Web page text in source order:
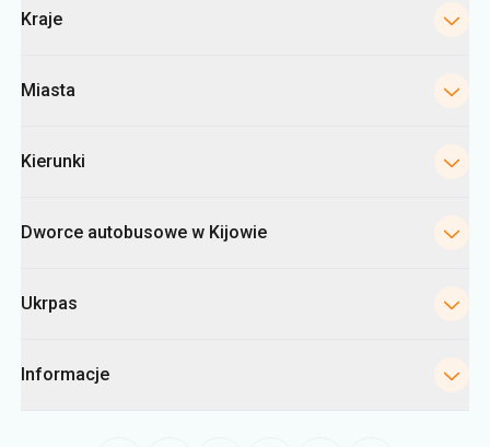
Kraje
Miasta
Kierunki
Dworce autobusowe w Kijowie
Ukrpas
Informacje